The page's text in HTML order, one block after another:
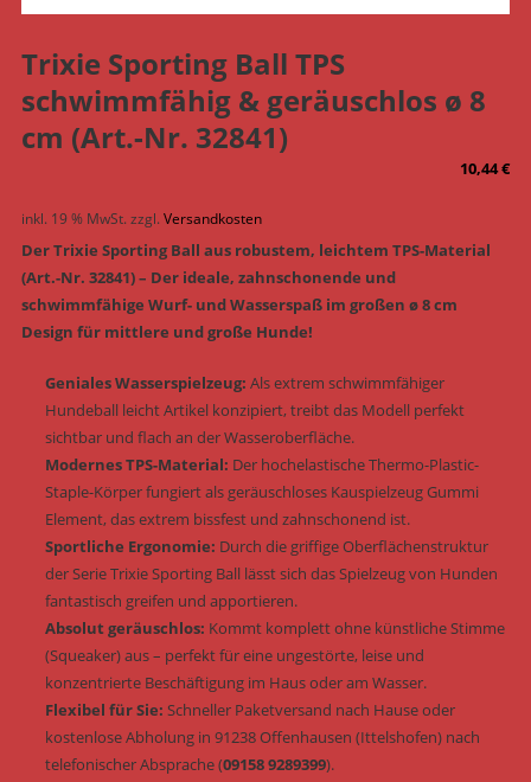
Trixie Sporting Ball TPS
schwimmfähig & geräuschlos ø 8
cm (Art.-Nr. 32841)
10,44€
inkl. 19 % MwSt. zzgl. Versandkosten
Der Trixie Sporting Ball aus robustem, leichtem TPS-Material
(Art.-Nr. 32841) – Der ideale, zahnschonende und
schwimmfähige Wurf- und Wasserspaß im großen ø 8 cm
Design für mittlere und große Hunde!
Geniales Wasserspielzeug: Als extrem schwimmfähiger
Hundeball leicht Artikel konzipiert, treibt das Modell perfekt
sichtbar und flach an der Wasseroberfläche.
Modernes TPS-Material: Der hochelastische Thermo-Plastic-
Staple-Körper fungiert als geräuschloses Kauspielzeug Gummi
Element, das extrem bissfest und zahnschonend ist.
Sportliche Ergonomie: Durch die griffige Oberflächenstruktur
der Serie Trixie Sporting Ball lässt sich das Spielzeug von Hunden
fantastisch greifen und apportieren.
Absolut geräuschlos: Kommt komplett ohne künstliche Stimme
(Squeaker) aus – perfekt für eine ungestörte, leise und
konzentrierte Beschäftigung im Haus oder am Wasser.
Flexibel für Sie: Schneller Paketversand nach Hause oder
kostenlose Abholung in 91238 Offenhausen (Ittelshofen) nach
telefonischer Absprache (09158 9289399).